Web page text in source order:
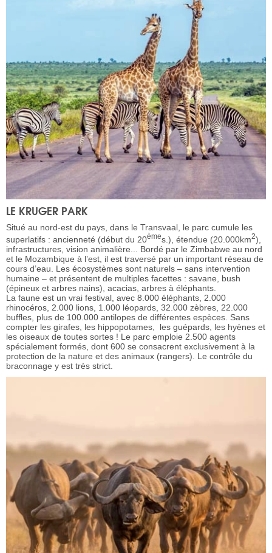
LE KRUGER PARK
Situé au nord-est du pays, dans le Transvaal, le parc cumule les
superlatifs : ancienneté (début du 20èmes.), étendue (20.000km2),
infrastructures, vision animalière... Bordé par le Zimbabwe au nord
et le Mozambique à l’est, il est traversé par un important réseau de
cours d’eau. Les écosystèmes sont naturels – sans intervention
humaine – et présentent de multiples facettes : savane, bush
(épineux et arbres nains), acacias, arbres à éléphants.
La faune est un vrai festival, avec 8.000 éléphants, 2.000
rhinocéros, 2.000 lions, 1.000 léopards, 32.000 zèbres, 22.000
buffles, plus de 100.000 antilopes de différentes espèces. Sans
compter les girafes, les hippopotames, les guépards, les hyènes et
les oiseaux de toutes sortes ! Le parc emploie 2.500 agents
spécialement formés, dont 600 se consacrent exclusivement à la
protection de la nature et des animaux (rangers). Le contrôle du
braconnage y est très strict.